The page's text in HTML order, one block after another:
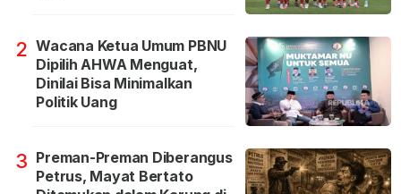
2 Wacana Ketua Umum PBNU
Dipilih AHWA Menguat,
Dinilai Bisa Minimalkan
Politik Uang
3 Preman-Preman Diberangus
Petrus, Mayat Bertato